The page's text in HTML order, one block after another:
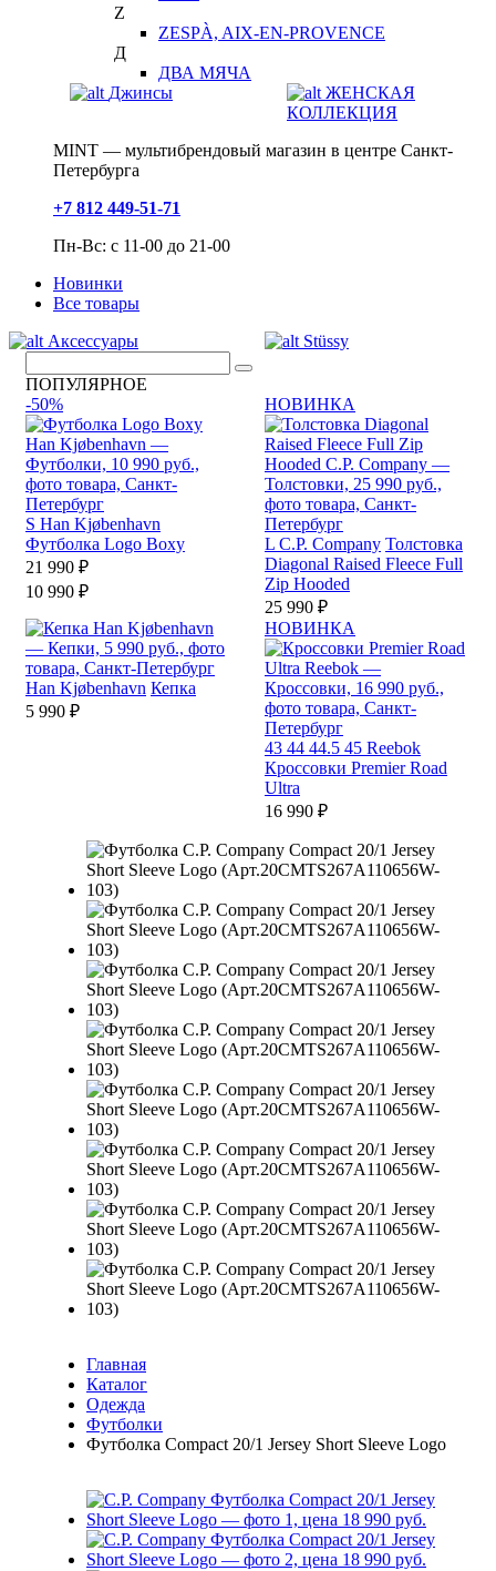
Z
ZESPÀ, AIX-EN-PROVENCE
Д
ДВА МЯЧА
Джинсы
ЖЕНСКАЯ
КОЛЛЕКЦИЯ
MINT — мультибрендовый магазин в центре Санкт-
Петербурга
+7 812 449-51-71
Пн-Вс: с 11-00 до 21-00
Новинки
Все товары
Аксессуары
Stüssy
ПОПУЛЯРНОЕ
-50%
S Han Kjøbenhavn
Футболка Logo Boxy
21 990 ₽
10 990 ₽
НОВИНКА
L C.P. Company Толстовка
Diagonal Raised Fleece Full
Zip Hooded
25 990 ₽
Han Kjøbenhavn Кепка
5 990 ₽
НОВИНКА
43 44 44.5 45 Reebok
Кроссовки Premier Road
Ultra
16 990 ₽
Главная
Каталог
Одежда
Футболки
Футболка Compact 20/1 Jersey Short Sleeve Logo